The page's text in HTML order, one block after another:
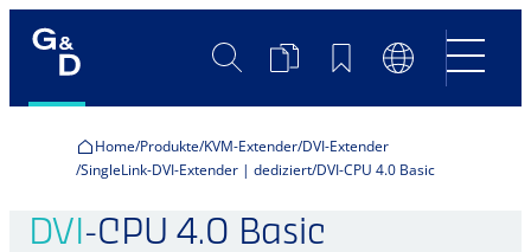
SucheProduktvergleich
Merkliste
Home Produkte KVM-Extender DVI-Extender
SingleLink-DVI-Extender | dediziert DVI-CPU 4.0 Basic
DVI -CPU 4.0 Basic